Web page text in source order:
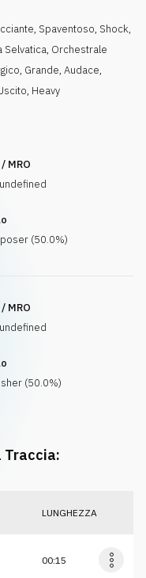
, Spaventoso, Shock,
Selvatica, Orchestrale
, Grande, Audace,
, Heavy
/ MRO
undefined
(50.0%)
/ MRO
undefined
(50.0%)
Traccia:
LUNGHEZZA
00:15